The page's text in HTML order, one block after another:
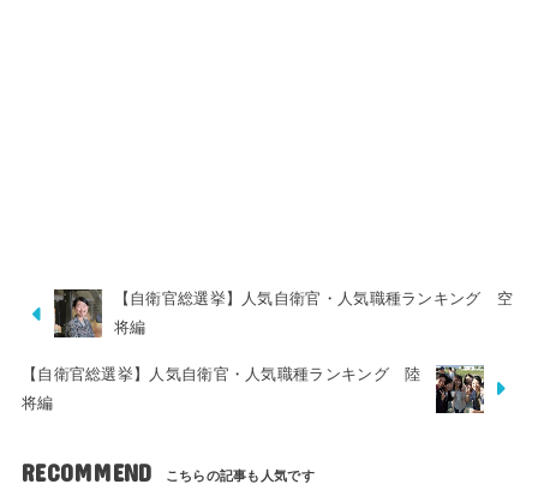
【自衛官総選挙】人気自衛官・人気職種ランキング 空
将編
【自衛官総選挙】人気自衛官・人気職種ランキング 陸
将編
RECOMMEND